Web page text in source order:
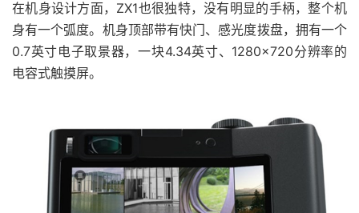
在机身设计方面，ZX1也很独特，没有明显的手柄，整个机
身有一个弧度。机身顶部带有快门、感光度拨盘，拥有一个
0.7英寸电子取景器，一块4.34英寸、1280×720分辨率的
电容式触摸屏。